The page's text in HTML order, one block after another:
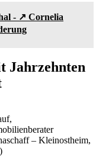
- ↗️ Cornelia
Jahrzehnten
– Kleinostheim,